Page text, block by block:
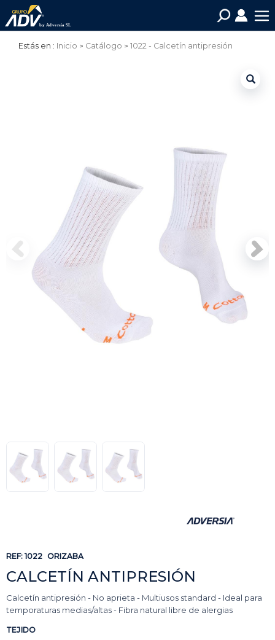
Estás en : Inicio Catálogo 1022 - Calcetín antipresión
REF: 1022 ORIZABA
CALCETÍN ANTIPRESIÓN
Calcetín antipresión - No aprieta - Multiusos standard - Ideal para
temporaturas medias/altas - Fibra natural libre de alergias
TEJIDO